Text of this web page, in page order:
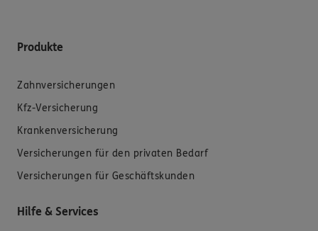
Produkte
Zahnversicherungen
Kfz-Versicherung
Krankenversicherung
Versicherungen für den privaten Bedarf
Versicherungen für Geschäftskunden
Hilfe & Services